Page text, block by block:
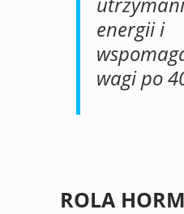
energii i
wagi po
ROLA